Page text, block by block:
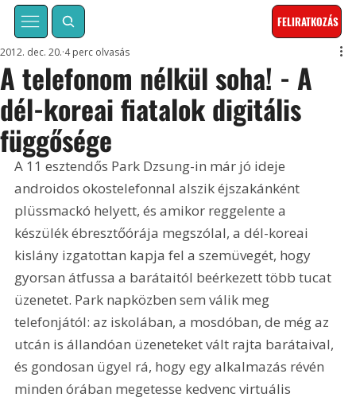
FELIRATKOZÁS
A telefonom nélkül soha! - A
dél-koreai fiatalok digitális
függősége
2012. dec. 20. 4 perc olvasás
A 11 esztendős Park Dzsung-in már jó ideje
androidos okostelefonnal alszik éjszakánként
plüssmackó helyett, és amikor reggelente a
készülék ébresztőórája megszólal, a dél-koreai
kislány izgatottan kapja fel a szemüvegét, hogy
gyorsan átfussa a barátaitól beérkezett több tucat
üzenetet. Park napközben sem válik meg
telefonjától: az iskolában, a mosdóban, de még az
utcán is állandóan üzeneteket vált rajta barátaival,
és gondosan ügyel rá, hogy egy alkalmazás révén
minden órában megetesse kedvenc virtuális